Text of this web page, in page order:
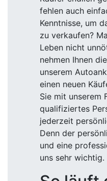
fehlen auch
Kenntnisse, um
zu verkaufen?
Leben nicht
nehmen Ihnen
unserem
einen neuen
Sie mit unserem
qualifiziertes
jederzeit
Denn der
und eine
uns sehr wichtig.